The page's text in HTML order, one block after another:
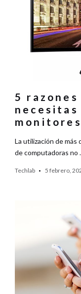
5
La utilización de
de computadoras no
Techlab 5 febrero,